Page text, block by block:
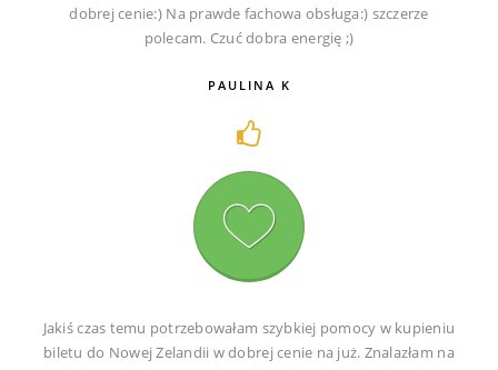
dobrej cenie:) Na prawde fachowa obsługa:) szczerze
polecam. Czuć dobra energię ;)
PAULINA K
Jakiś czas temu potrzebowałam szybkiej pomocy w kupieniu
biletu do Nowej Zelandii w dobrej cenie na już. Znalazłam na